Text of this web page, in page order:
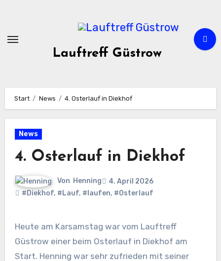
springen
Lauftreff Güstrow
Start News 4. Osterlauf in Diekhof
News
4. Osterlauf in Diekhof
Von Henning
4. April 2026
#Diekhof, #Lauf, #laufen, #Osterlauf
Heute am Karsamstag war vom Lauftreff
Güstrow einer beim Osterlauf in Diekhof am
Start. Henning war sehr zufrieden mit seiner